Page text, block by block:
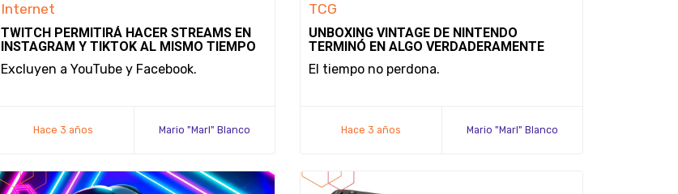
Internet
TWITCH PERMITIRÁ HACER STREAMS EN
INSTAGRAM Y TIKTOK AL MISMO TIEMPO
Excluyen a YouTube y Facebook.
Hace 3 años Mario "Marl" Blanco
TCG
UNBOXING VINTAGE DE NINTENDO
TERMINÓ EN ALGO VERDADERAMENTE
LAMENTABLE
El tiempo no perdona.
Hace 3 años Mario "Marl" Blanco